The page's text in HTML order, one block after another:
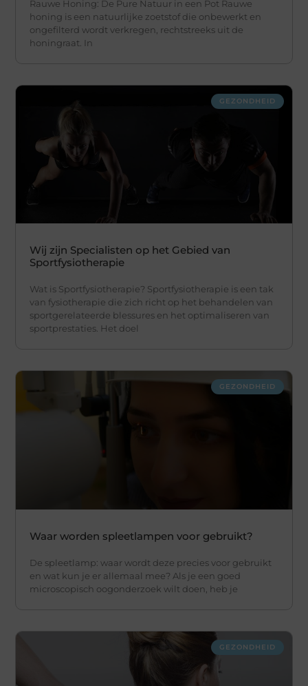
Rauwe Honing: De Pure Natuur in een Pot Rauwe
honing is een natuurlijke zoetstof die onbewerkt en
ongefilterd wordt verkregen, rechtstreeks uit de
honingraat. In
GEZONDHEID
Wij zijn Specialisten op het Gebied van
Sportfysiotherapie
Wat is Sportfysiotherapie? Sportfysiotherapie is een tak
van fysiotherapie die zich richt op het behandelen van
sportgerelateerde blessures en het optimaliseren van
sportprestaties. Het doel
GEZONDHEID
Waar worden spleetlampen voor gebruikt?
De spleetlamp: waar wordt deze precies voor gebruikt
en wat kun je er allemaal mee? Als je een goed
microscopisch oogonderzoek wilt doen, heb je
GEZONDHEID